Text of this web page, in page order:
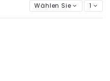
Wählen Sie 1